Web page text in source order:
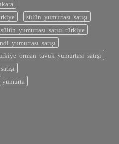
sülün yumurtası satışı
sülün yumurtası satışı türkiye
yumurtası satışı
orman tavuk yumurtası satışı
yumurta